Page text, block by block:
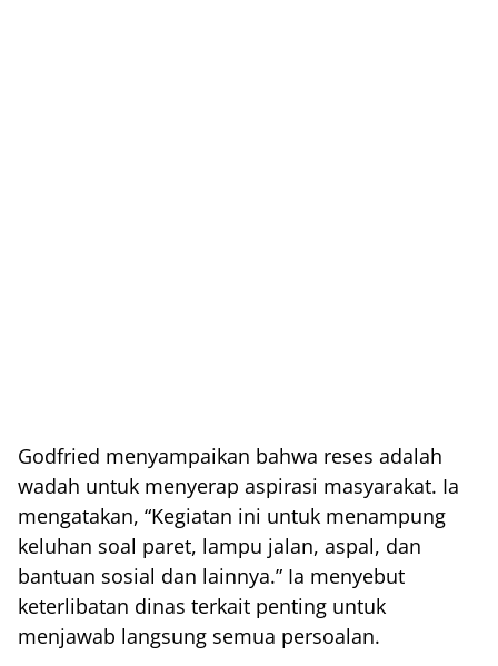
Godfried menyampaikan bahwa reses adalah
wadah untuk menyerap aspirasi masyarakat. Ia
mengatakan, “Kegiatan ini untuk menampung
keluhan soal paret, lampu jalan, aspal, dan
bantuan sosial dan lainnya.” Ia menyebut
keterlibatan dinas terkait penting untuk
menjawab langsung semua persoalan.